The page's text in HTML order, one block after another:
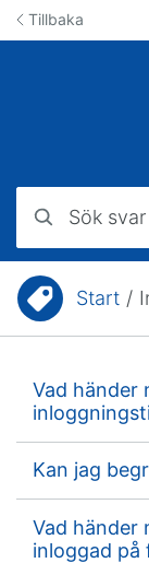
Hoppa till innehåll
Tillbaka
Du är här:Start /
Vad händer
Kan jag
Vad händer
inloggad på